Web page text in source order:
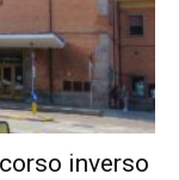
inverso